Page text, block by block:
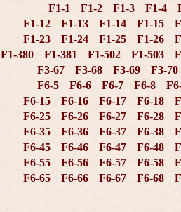
F1-1 F1-2 F1-3 F1-4
F1-12
F1-13 F1-14 F1-15
F1-23
F1-24 F1-25 F1-26
F1-380
F1-381 F1-502 F1-503
F3-67
F3-68 F3-69
F3-70
F6-5
F6-6 F6-7 F6-8
F6-15
F6-16 F6-17 F6-18
F6-25
F6-26 F6-27 F6-28
F6-35
F6-36 F6-37 F6-38
F6-45
F6-46 F6-47 F6-48
F6-55
F6-56 F6-57 F6-58
F6-65
F6-66 F6-67 F6-68